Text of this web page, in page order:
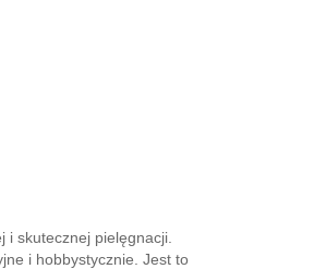
i skutecznej pielęgnacji.
i hobbystycznie. Jest to